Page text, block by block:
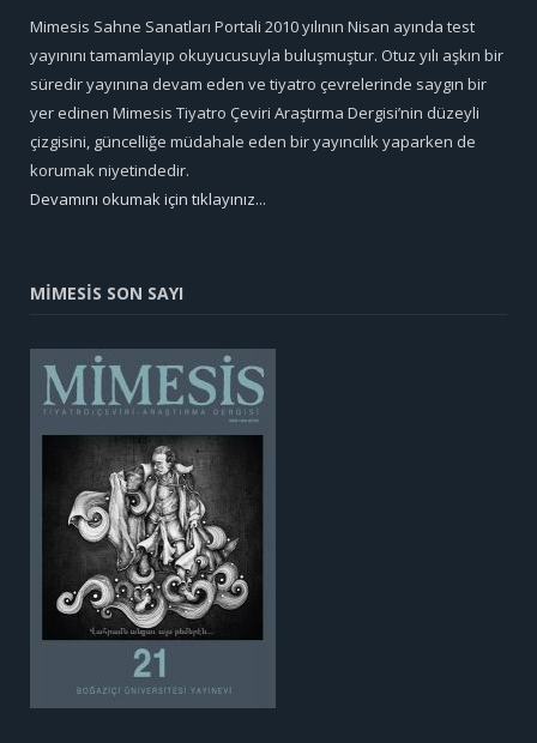
Mimesis Sahne Sanatları Portali 2010 yılının Nisan ayında test
yayınını tamamlayıp okuyucusuyla buluşmuştur. Otuz yılı aşkın bir
süredir yayınına devam eden ve tiyatro çevrelerinde saygın bir
yer edinen Mimesis Tiyatro Çeviri Araştırma Dergisi’nin düzeyli
çizgisini, güncelliğe müdahale eden bir yayıncılık yaparken de
korumak niyetindedir.
Devamını okumak için tıklayınız...
MİMESİS SON SAYI